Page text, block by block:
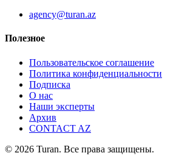
agency@turan.az
Полезное
Пользовательское соглашение
Политика конфиденциальности
Подписка
О нас
Наши эксперты
Архив
CONTACT AZ
© 2026 Turan. Все права защищены.